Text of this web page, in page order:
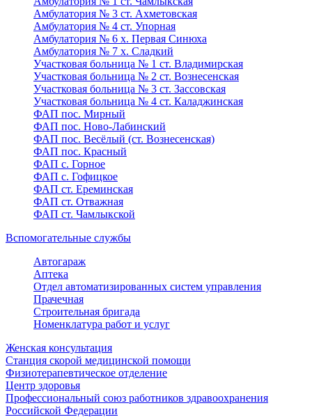
Амбулатория № 3 ст. Ахметовская
Амбулатория № 4 ст. Упорная
Амбулатория № 6 х. Первая Синюха
Амбулатория № 7 х. Сладкий
Участковая больница № 1 ст. Владимирская
Участковая больница № 2 ст. Вознесенская
Участковая больница № 3 ст. Зассовская
Участковая больница № 4 ст. Каладжинская
ФАП пос. Мирный
ФАП пос. Ново-Лабинский
ФАП пос. Весёлый (ст. Вознесенская)
ФАП пос. Красный
ФАП с. Горное
ФАП с. Гофицкое
ФАП ст. Ереминская
ФАП ст. Отважная
ФАП ст. Чамлыкской
Вспомогательные службы
Автогараж
Аптека
Отдел автоматизированных систем управления
Прачечная
Строительная бригада
Номенклатура работ и услуг
Женская консультация
Станция скорой медицинской помощи
Физиотерапевтическое отделение
Центр здоровья
Профессиональный союз работников здравоохранения
Российской Федерации